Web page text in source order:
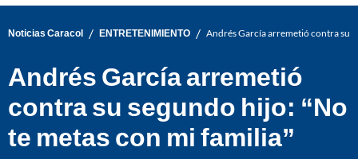
Noticias Caracol / ENTRETENIMIENTO / Andrés García arremetió contra su
Andrés García arremetió
contra su segundo hijo: “No
te metas con mi familia”